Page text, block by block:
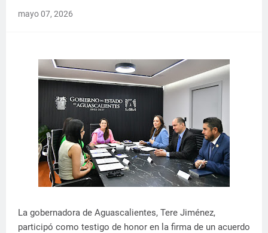
mayo 07, 2026
La gobernadora de Aguascalientes, Tere Jiménez,
participó como testigo de honor en la firma de un acuerdo